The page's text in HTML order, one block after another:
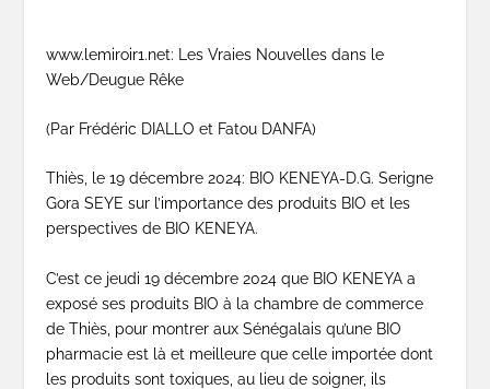
www.lemiroir1.net: Les Vraies Nouvelles dans le
Web/Deugue Rêke
(Par Frédéric DIALLO et Fatou DANFA)
Thiès, le 19 décembre 2024: BIO KENEYA-D.G. Serigne
Gora SEYE sur l’importance des produits BIO et les
perspectives de BIO KENEYA.
C’est ce jeudi 19 décembre 2024 que BIO KENEYA a
exposé ses produits BIO à la chambre de commerce
de Thiès, pour montrer aux Sénégalais qu’une BIO
pharmacie est là et meilleure que celle importée dont
les produits sont toxiques, au lieu de soigner, ils